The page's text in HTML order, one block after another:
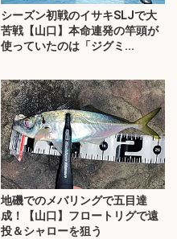
シーズン初戦のイサキSLJで大
苦戦【山口】本命連発の竿頭が
使っていたのは「ジグミ...
地磯でのメバリングで五目達
成！【山口】フロートリグで遠
投＆シャローを狙う